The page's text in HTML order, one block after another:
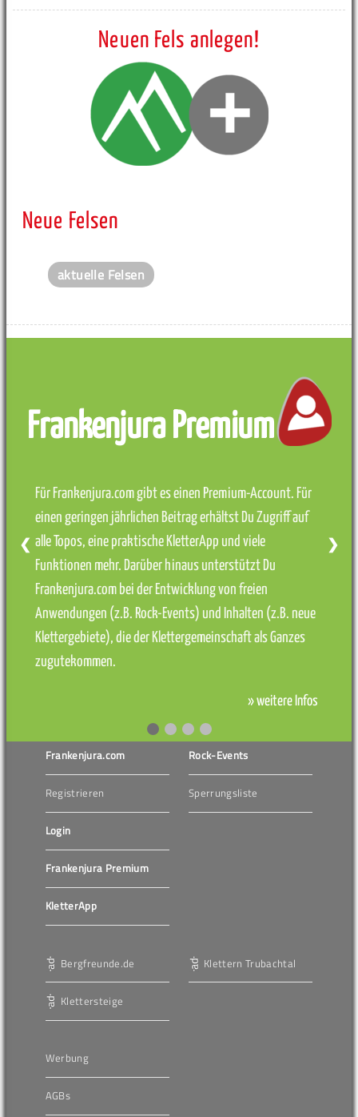
Neuen Fels anlegen!
Neue Felsen
aktuelle Felsen
Frankenjura Premium
Für Frankenjura.com gibt es einen Premium-Account. Für
einen geringen jährlichen Beitrag erhältst Du Zugriff auf
alle Topos, eine praktische KletterApp und viele
Funktionen mehr. Darüber hinaus unterstützt Du
Frankenjura.com bei der Entwicklung von freien
Anwendungen (z.B. Rock-Events) und Inhalten (z.B. neue
Klettergebiete), die der Klettergemeinschaft als Ganzes
zugutekommen.
» weitere Infos
❮ ❯
Frankenjura.com
Registrieren
Login
Frankenjura Premium
KletterApp
Rock-Events
Sperrungsliste
Bergfreunde.de
Klettersteige
Klettern Trubachtal
Werbung
AGBs